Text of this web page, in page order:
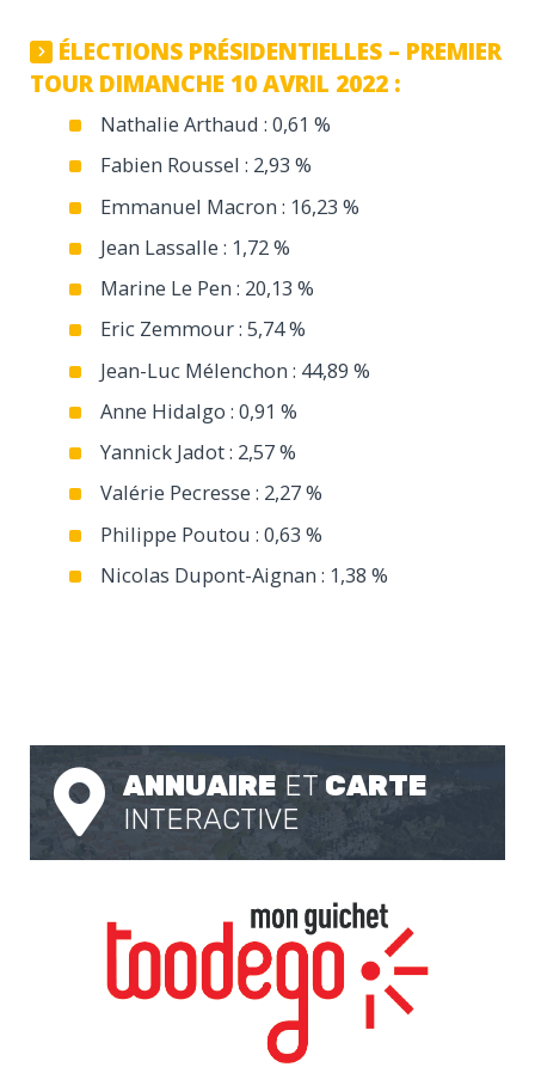
ÉLECTIONS PRÉSIDENTIELLES – PREMIER
TOUR DIMANCHE 10 AVRIL 2022 :
Nathalie Arthaud : 0,61 %
Fabien Roussel : 2,93 %
Emmanuel Macron : 16,23 %
Jean Lassalle : 1,72 %
Marine Le Pen : 20,13 %
Eric Zemmour : 5,74 %
Jean-Luc Mélenchon : 44,89 %
Anne Hidalgo : 0,91 %
Yannick Jadot : 2,57 %
Valérie Pecresse : 2,27 %
Philippe Poutou : 0,63 %
Nicolas Dupont-Aignan : 1,38 %
ANNUAIRE ET CARTE
INTERACTIVE